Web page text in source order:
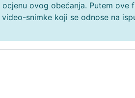
ovog obećanja. Putem ove
snimke koji se odnose na